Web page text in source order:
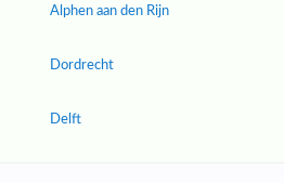
Alphen aan den Rijn
Dordrecht
Delft